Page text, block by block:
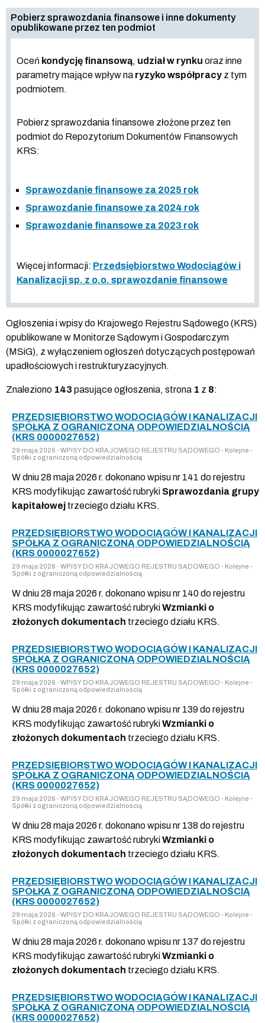
Pobierz sprawozdania finansowe i inne dokumenty
opublikowane przez ten podmiot
Oceń kondycję finansową, udział w rynku oraz inne
parametry mające wpływ na ryzyko współpracy z tym
podmiotem.
Pobierz sprawozdania finansowe złożone przez ten
podmiot do Repozytorium Dokumentów Finansowych
KRS:
Sprawozdanie finansowe za 2025 rok
Sprawozdanie finansowe za 2024 rok
Sprawozdanie finansowe za 2023 rok
Więcej informacji: Przedsiębiorstwo Wodociągów i
Kanalizacji sp. z o.o. sprawozdanie finansowe
Ogłoszenia i wpisy do Krajowego Rejestru Sądowego (KRS)
opublikowane w Monitorze Sądowym i Gospodarczym
(MSiG), z wyłączeniem ogłoszeń dotyczących postępowań
upadłościowych i restrukturyzacyjnych.
Znaleziono 143 pasujące ogłoszenia, strona 1 z 8:
PRZEDSIĘBIORSTWO WODOCIĄGÓW I KANALIZACJI
SPÓŁKA Z OGRANICZONĄ ODPOWIEDZIALNOŚCIĄ
(KRS 0000027652)
29 maja 2026 - WPISY DO KRAJOWEGO REJESTRU SĄDOWEGO - Kolejne -
Spółki z ograniczoną odpowiedzialnością
W dniu 28 maja 2026 r. dokonano wpisu nr 141 do rejestru
KRS modyfikując zawartość rubryki Sprawozdania grupy
kapitałowej trzeciego działu KRS.
PRZEDSIĘBIORSTWO WODOCIĄGÓW I KANALIZACJI
SPÓŁKA Z OGRANICZONĄ ODPOWIEDZIALNOŚCIĄ
(KRS 0000027652)
29 maja 2026 - WPISY DO KRAJOWEGO REJESTRU SĄDOWEGO - Kolejne -
Spółki z ograniczoną odpowiedzialnością
W dniu 28 maja 2026 r. dokonano wpisu nr 140 do rejestru
KRS modyfikując zawartość rubrykiWzmianki o
złożonych dokumentach trzeciego działu KRS.
PRZEDSIĘBIORSTWO WODOCIĄGÓW I KANALIZACJI
SPÓŁKA Z OGRANICZONĄ ODPOWIEDZIALNOŚCIĄ
(KRS 0000027652)
29 maja 2026 - WPISY DO KRAJOWEGO REJESTRU SĄDOWEGO - Kolejne -
Spółki z ograniczoną odpowiedzialnością
W dniu 28 maja 2026 r. dokonano wpisu nr 139 do rejestru
KRS modyfikując zawartość rubrykiWzmianki o
złożonych dokumentach trzeciego działu KRS.
PRZEDSIĘBIORSTWO WODOCIĄGÓW I KANALIZACJI
SPÓŁKA Z OGRANICZONĄ ODPOWIEDZIALNOŚCIĄ
(KRS 0000027652)
29 maja 2026 - WPISY DO KRAJOWEGO REJESTRU SĄDOWEGO - Kolejne -
Spółki z ograniczoną odpowiedzialnością
W dniu 28 maja 2026 r. dokonano wpisu nr 138 do rejestru
KRS modyfikując zawartość rubrykiWzmianki o
złożonych dokumentach trzeciego działu KRS.
PRZEDSIĘBIORSTWO WODOCIĄGÓW I KANALIZACJI
SPÓŁKA Z OGRANICZONĄ ODPOWIEDZIALNOŚCIĄ
(KRS 0000027652)
29 maja 2026 - WPISY DO KRAJOWEGO REJESTRU SĄDOWEGO - Kolejne -
Spółki z ograniczoną odpowiedzialnością
W dniu 28 maja 2026 r. dokonano wpisu nr 137 do rejestru
KRS modyfikując zawartość rubrykiWzmianki o
złożonych dokumentach trzeciego działu KRS.
PRZEDSIĘBIORSTWO WODOCIĄGÓW I KANALIZACJI
SPÓŁKA Z OGRANICZONĄ ODPOWIEDZIALNOŚCIĄ
(KRS 0000027652)